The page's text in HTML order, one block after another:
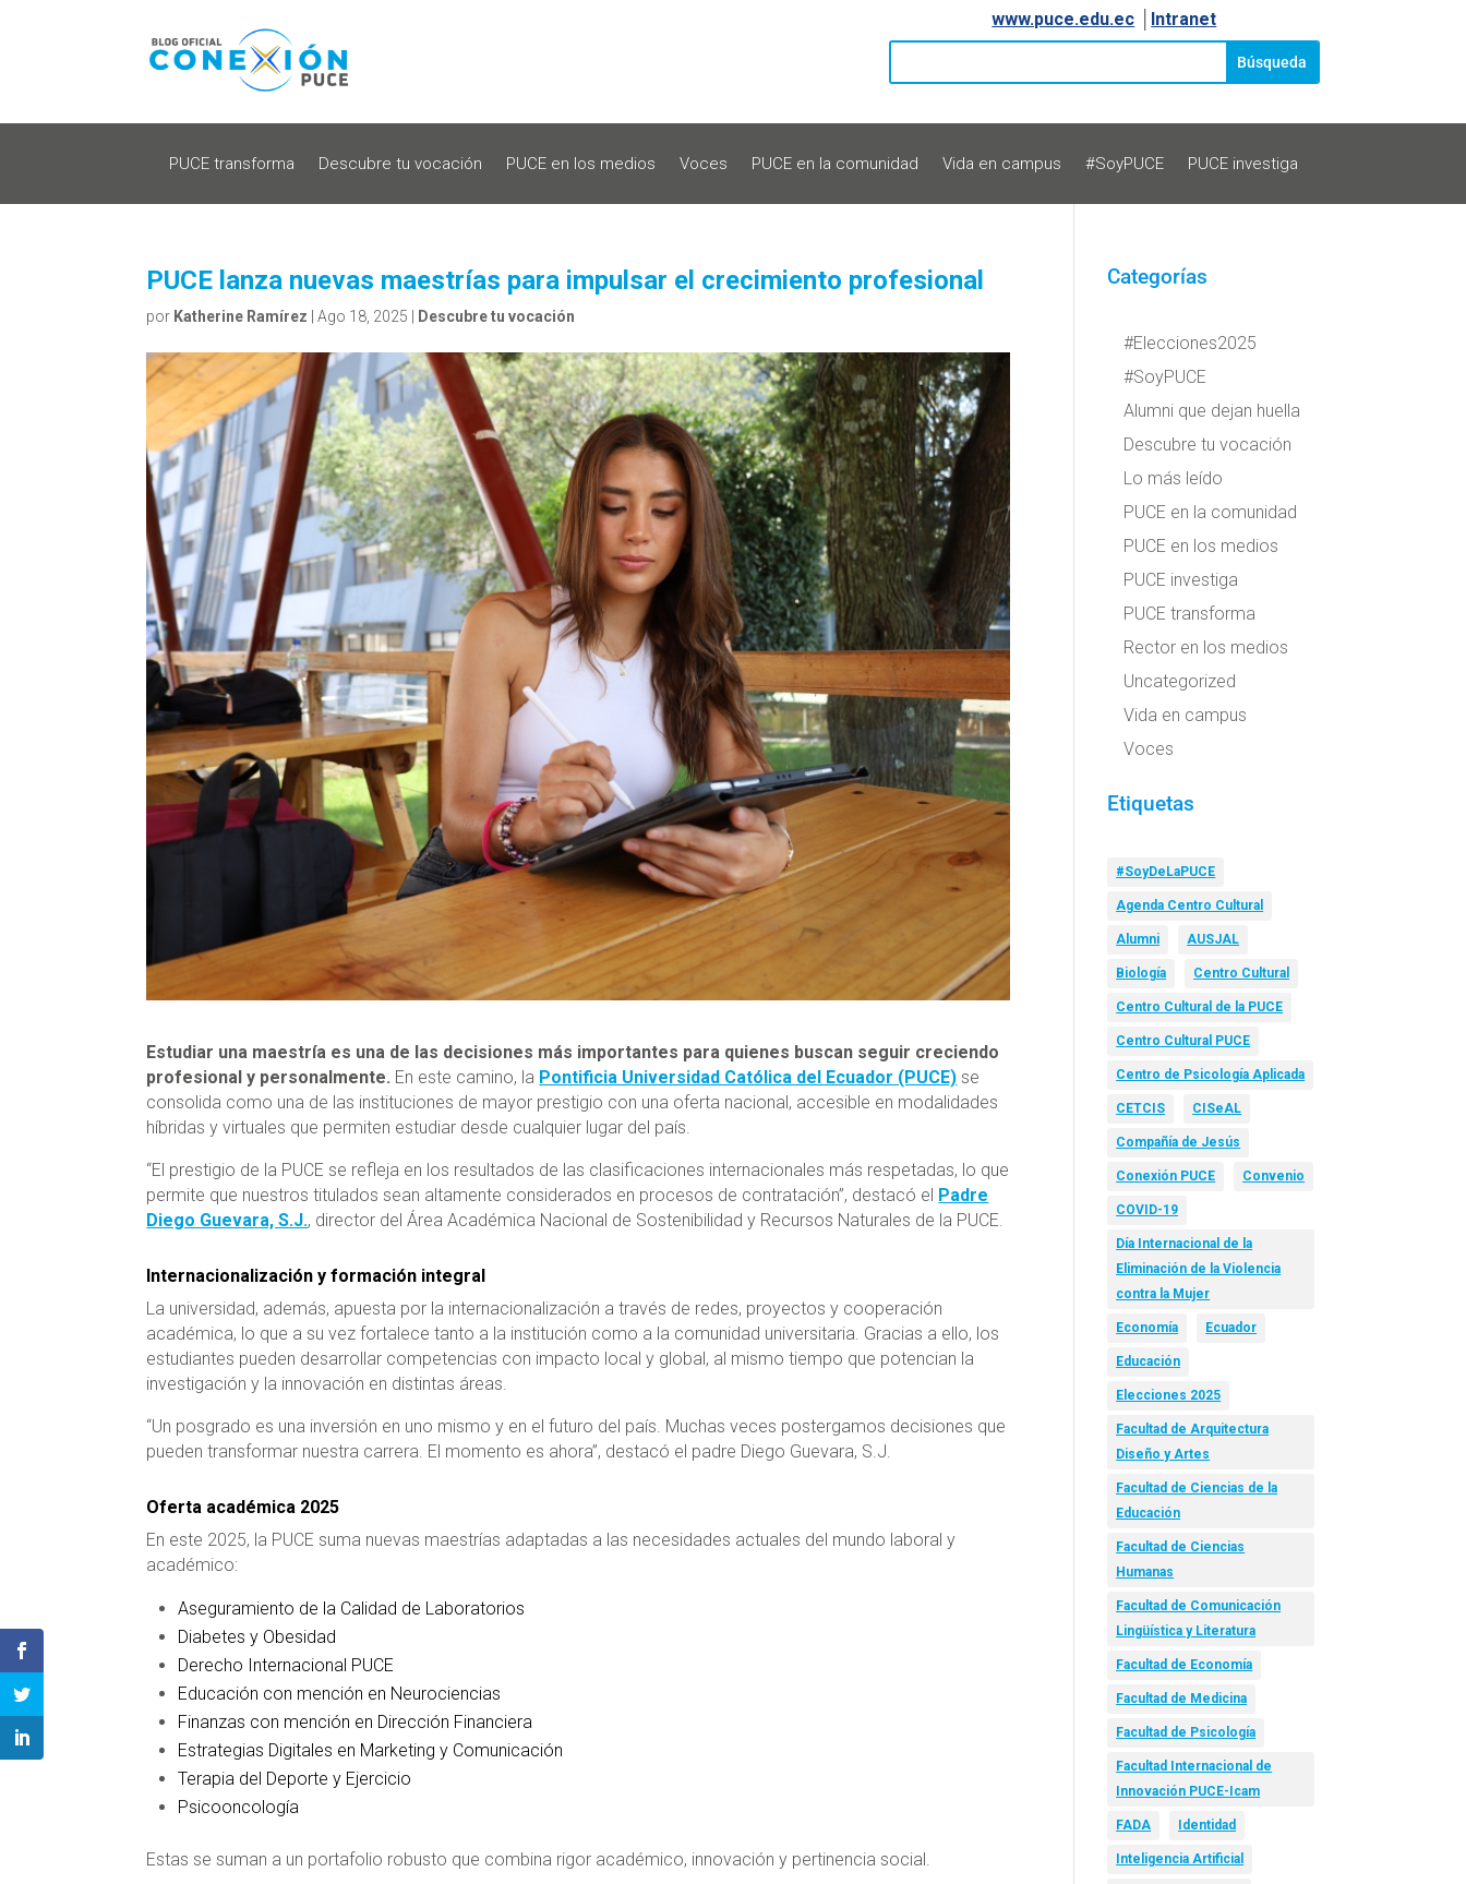
www.puce.edu.ec Intranet
PUCE transforma Descubre tu vocación PUCE en los medios Voces PUCE en la comunidad Vida en campus #SoyPUCE PUCE investiga
PUCE lanza nuevas maestrías para impulsar el crecimiento profesional
por Katherine Ramírez |Ago 18, 2025 Descubre tu vocación
Estudiar una maestría es una de las decisiones más importantes para quienes buscan seguir creciendo
profesional y personalmente. En este camino, la Pontificia Universidad Católica del Ecuador (PUCE) se
consolida como una de las instituciones de mayor prestigio con una oferta nacional, accesible en modalidades
híbridas y virtuales que permiten estudiar desde cualquier lugar del país.
“El prestigio de la PUCE se refleja en los resultados de las clasificaciones internacionales más respetadas, lo que
permite que nuestros titulados sean altamente considerados en procesos de contratación”, destacó el Padre
Diego Guevara, S.J., director del Área Académica Nacional de Sostenibilidad y Recursos Naturales de la PUCE.
Internacionalización y formación integral
La universidad, además, apuesta por la internacionalización a través de redes, proyectos y cooperación
académica, lo que a su vez fortalece tanto a la institución como a la comunidad universitaria. Gracias a ello, los
estudiantes pueden desarrollar competencias con impacto local y global, al mismo tiempo que potencian la
investigación y la innovación en distintas áreas.
“Un posgrado es una inversión en uno mismo y en el futuro del país. Muchas veces postergamos decisiones que
pueden transformar nuestra carrera. El momento es ahora”, destacó el padre Diego Guevara, S.J.
Oferta académica 2025
En este 2025, la PUCE suma nuevas maestrías adaptadas a las necesidades actuales del mundo laboral y
académico:
Aseguramiento de la Calidad de Laboratorios
Diabetes y Obesidad
Derecho Internacional PUCE
Educación con mención en Neurociencias
Finanzas con mención en Dirección Financiera
Estrategias Digitales en Marketing y Comunicación
Terapia del Deporte y Ejercicio
Psicooncología
Estas se suman a un portafolio robusto que combina rigor académico, innovación y pertinencia social.
Categorías
#Elecciones2025
#SoyPUCE
Alumni que dejan huella
Descubre tu vocación
Lo más leído
PUCE en la comunidad
PUCE en los medios
PUCE investiga
PUCE transforma
Rector en los medios
Uncategorized
Vida en campus
Voces
Etiquetas
#SoyDeLaPUCE
Agenda Centro Cultural
Alumni AUSJAL
Biología Centro Cultural
Centro Cultural de la PUCE
Centro Cultural PUCE
Centro de Psicología Aplicada
CETCIS CISeAL
Compañía de Jesús
Conexión PUCE Convenio
COVID-19
Día Internacional de la
Eliminación de la Violencia
contra la Mujer
Economía Ecuador
Educación
Elecciones 2025
Facultad de Arquitectura
Diseño y Artes
Facultad de Ciencias de la
Educación
Facultad de Ciencias
Humanas
Facultad de Comunicación
Lingüística y Literatura
Facultad de Economía
Facultad de Medicina
Facultad de Psicología
Facultad Internacional de
Innovación PUCE-Icam
FADA Identidad
Inteligencia Artificial